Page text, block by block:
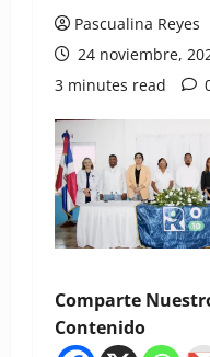
Pascualina Reyes
24 noviembre,
3 minutes read
Comparte
Contenido